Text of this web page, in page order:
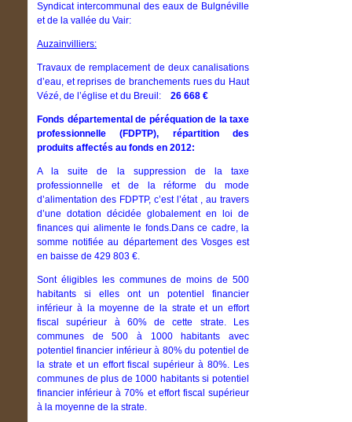
Syndicat intercommunal des eaux de Bulgnéville
et de la vallée du Vair:
Auzainvilliers:
Travaux de remplacement de deux canalisations
d’eau, et reprises de branchements rues du Haut
Vézé, de l’église et du Breuil: 26 668 €
Fonds départemental de péréquation de la taxe
professionnelle (FDPTP), répartition des
produits affectés au fonds en 2012:
A la suite de la suppression de la taxe
professionnelle et de la réforme du mode
d’alimentation des FDPTP, c’est l’état , au travers
d’une dotation décidée globalement en loi de
finances qui alimente le fonds.Dans ce cadre, la
somme notifiée au département des Vosges est
en baisse de 429 803 €.
Sont éligibles les communes de moins de 500
habitants si elles ont un potentiel financier
inférieur à la moyenne de la strate et un effort
fiscal supérieur à 60% de cette strate. Les
communes de 500 à 1000 habitants avec
potentiel financier inférieur à 80% du potentiel de
la strate et un effort fiscal supérieur à 80%. Les
communes de plus de 1000 habitants si potentiel
financier inférieur à 70% et effort fiscal supérieur
à la moyenne de la strate.